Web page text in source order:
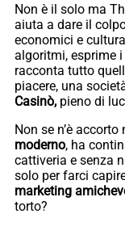
Non è il solo ma
aiuta a dare il
economici e
algoritmi, esprime
racconta tutto
piacere, una
Casinò, pieno di
Non se n’è accorto
moderno, ha
cattiveria e senza
solo per farci
marketing
torto?